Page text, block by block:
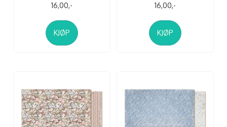
16,00,-
KJØP
16,00,-
KJØP